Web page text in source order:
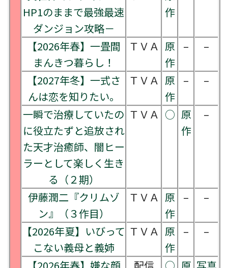
HP1のままで最強最速
ダンジョン攻略－
作
【2026年春】一畳間
まんきつ暮らし！
ＴＶＡ 原
作
– –
【2027年冬】一式さ
んは恋を知りたい。
ＴＶＡ 原
作
– –
一瞬で治療していたの
に役立たずと追放され
た天才治癒師、闇ヒー
ラーとして楽しく生き
る（２期）
ＴＶＡ ○ 原
作
–
伊藤潤二『クリムゾ
ン』（３作目）
ＴＶＡ 原
作
– –
【2026年夏】いびって
こない義母と義姉
ＴＶＡ 原
作
– –